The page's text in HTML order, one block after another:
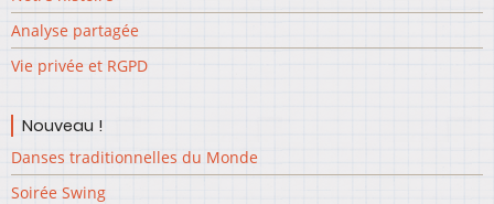
Analyse partagée
Vie privée et RGPD
Nouveau !
Danses traditionnelles du Monde
Soirée Swing